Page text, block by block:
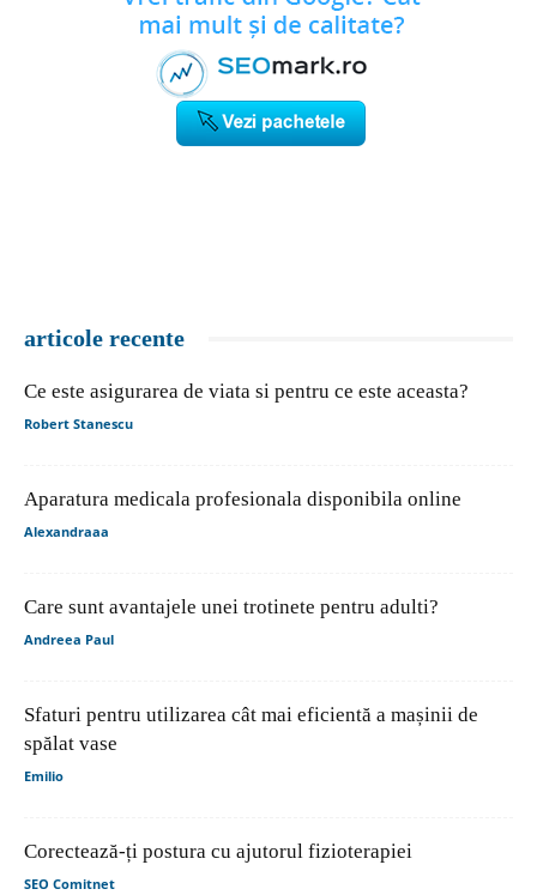
articole recente
Ce este asigurarea de viata si pentru ce este aceasta?
Robert Stanescu
Aparatura medicala profesionala disponibila online
Alexandraaa
Care sunt avantajele unei trotinete pentru adulti?
Andreea Paul
Sfaturi pentru utilizarea cât mai eficientă a mașinii de
spălat vase
Emilio
Corectează-ți postura cu ajutorul fizioterapiei
SEO Comitnet